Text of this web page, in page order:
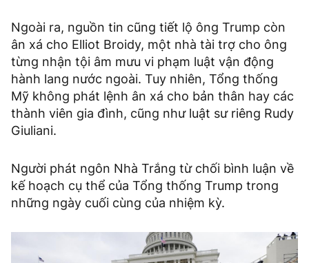
Ngoài ra, nguồn tin cũng tiết lộ ông Trump còn
ân xá cho Elliot Broidy, một nhà tài trợ cho ông
từng nhận tội âm mưu vi phạm luật vận động
hành lang nước ngoài. Tuy nhiên, Tổng thống
Mỹ không phát lệnh ân xá cho bản thân hay các
thành viên gia đình, cũng như luật sư riêng Rudy
Giuliani.
Người phát ngôn Nhà Trắng từ chối bình luận về
kế hoạch cụ thể của Tổng thống Trump trong
những ngày cuối cùng của nhiệm kỳ.